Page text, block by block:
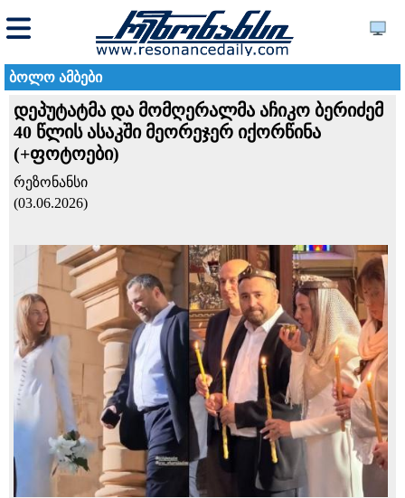
ბოლო ამბები
დეპუტატმა და მომღერალმა აჩიკო ბერიძემ
40 წლის ასაკში მეორეჯერ იქორწინა
(+ფოტოები)
რეზონანსი
(03.06.2026)